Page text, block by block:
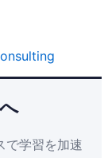
で学習を加速